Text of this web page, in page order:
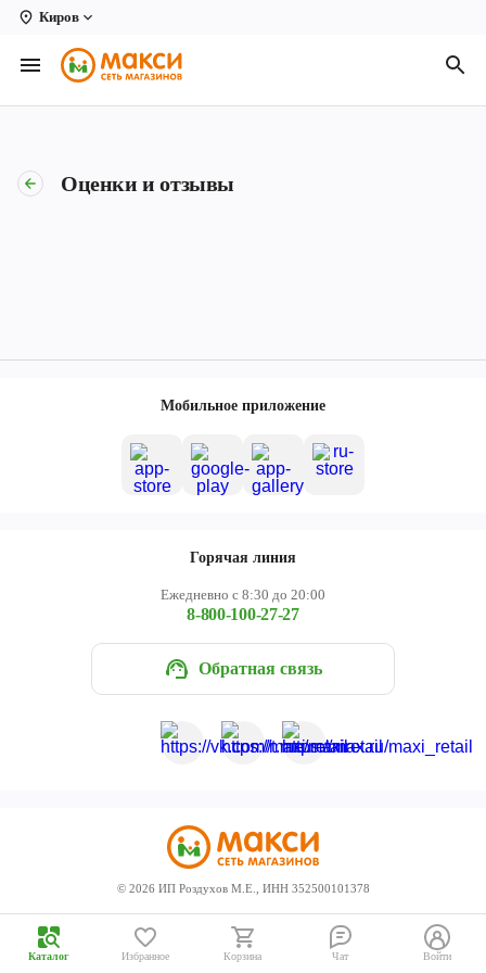
Киров
Вологда
Архангельск
Киров
Новодвинск
Оценки и отзывы
Мобильное приложение
Горячая линия
Ежедневно с 8:30 до 20:00
8-800-100-27-27
Обратная связь
© 2026 ИП Роздухов М.Е., ИНН 352500101378
Каталог Избранное Корзина Чат Войти